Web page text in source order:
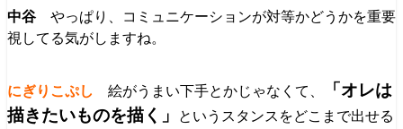
やっぱり、コミュニケーションが対等かどうかを重要
視してる気がしますね。
絵がうまい下手とかじゃなくて、
「オレは
描きたいものを描く」
というスタンスをどこまで出せる